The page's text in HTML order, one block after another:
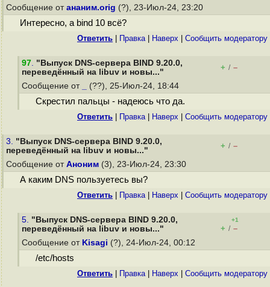
Сообщение от ананим.orig (?), 23-Июл-24, 23:20
Интересно, а bind 10 всё?
Ответить Правка| Наверх Cообщить модератору
97. "Выпуск DNS-сервера BIND 9.20.0,
переведённый на libuv и новы..."
+ / –
Сообщение от (??), 25-Июл-24, 18:44
Скрестил пальцы - надеюсь что да.
Ответить Правка| Наверх Cообщить модератору
3. "Выпуск DNS-сервера BIND 9.20.0,
переведённый на libuv и новы..."
+ / –
Сообщение от Аноним (3), 23-Июл-24, 23:30
А каким DNS пользуетесь вы?
Ответить Правка| Наверх Cообщить модератору
5. "Выпуск DNS-сервера BIND 9.20.0,
переведённый на libuv и новы..."
+1
+ / –
Сообщение от Kisagi (?), 24-Июл-24, 00:12
/etc/hosts
Ответить Правка| Наверх Cообщить модератору